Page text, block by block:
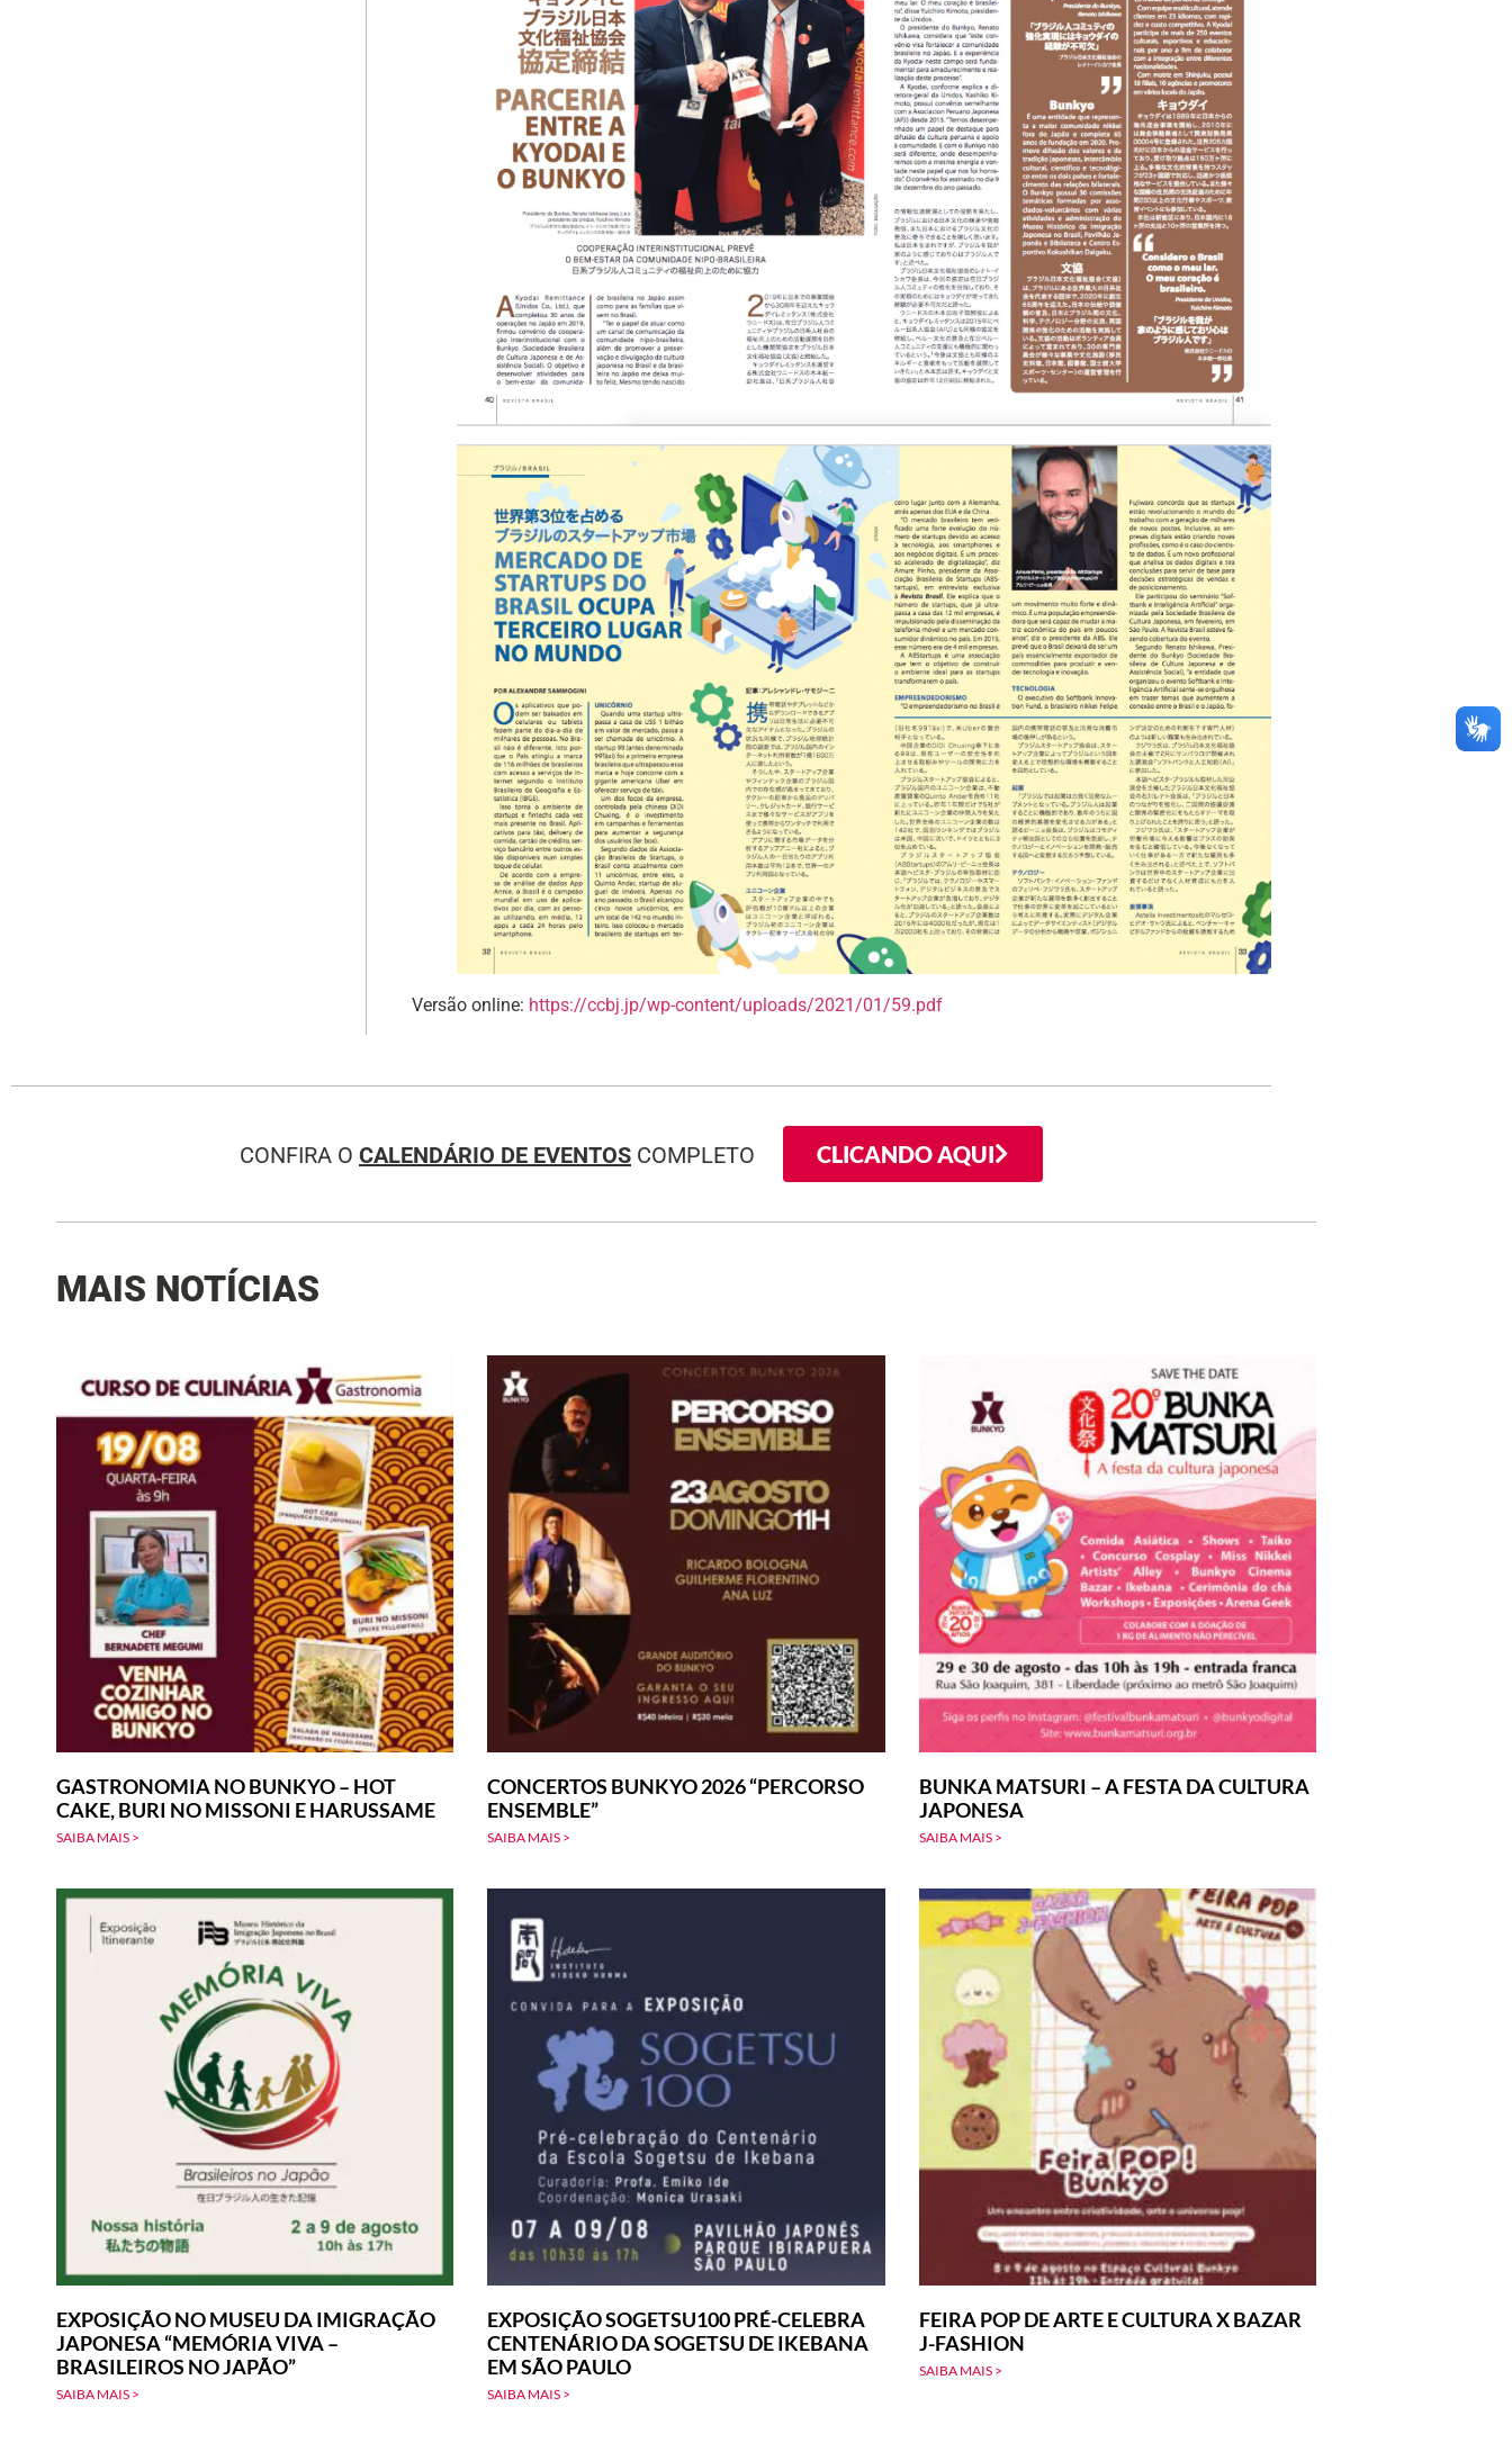
Versão online: https://ccbj.jp/wp-content/uploads/2021/01/59.pdf
CONFIRA O CALENDÁRIO DE EVENTOS COMPLETO CLICANDO AQUI
MAIS NOTÍCIAS
GASTRONOMIA NO BUNKYO – HOT
CAKE, BURI NO MISSONI E HARUSSAME
SAIBA MAIS >
CONCERTOS BUNKYO 2026 “PERCORSO
ENSEMBLE”
SAIBA MAIS >
BUNKA MATSURI – A FESTA DA CULTURA
JAPONESA
SAIBA MAIS >
EXPOSIÇÃO NO MUSEU DA IMIGRAÇÃO
JAPONESA “MEMÓRIA VIVA –
BRASILEIROS NO JAPÃO”
SAIBA MAIS >
EXPOSIÇÃO SOGETSU100 PRÉ-CELEBRA
CENTENÁRIO DA SOGETSU DE IKEBANA
EM SÃO PAULO
SAIBA MAIS >
FEIRA POP DE ARTE E CULTURA X BAZAR
J-FASHION
SAIBA MAIS >